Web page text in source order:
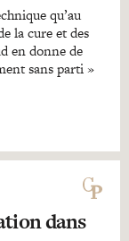
qu’au
la cure et des
en donne de
sans parti »
dans